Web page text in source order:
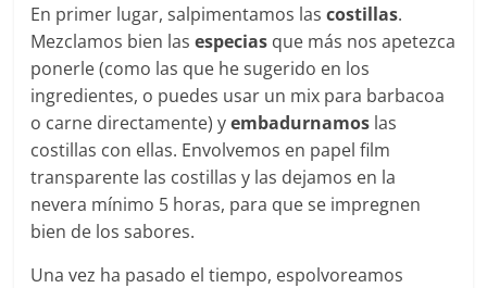
En primer lugar, salpimentamos lascostillas.
Mezclamos bien lasespecias que más nos apetezca
ponerle (como las que he sugerido en los
ingredientes, o puedes usar un mix para barbacoa
o carne directamente) yembadurnamos las
costillas con ellas. Envolvemos en papel film
transparente las costillas y las dejamos en la
nevera mínimo 5 horas, para que se impregnen
bien de los sabores.
Una vez ha pasado el tiempo, espolvoreamos